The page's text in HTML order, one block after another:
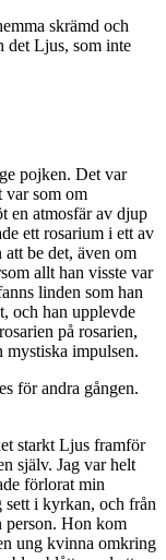
skrämd och
det Ljus, som inte
pojken. Det var
var som om
en atmosfär av djup
ett rosarium i ett av
be det, även om
allt han visste var
linden som han
och han upplevde
på rosarien,
mystiska impulsen.
för andra gången.
starkt Ljus framför
själv. Jag var helt
förlorat min
sett i kyrkan, och från
person. Hon kom
ung kvinna omkring